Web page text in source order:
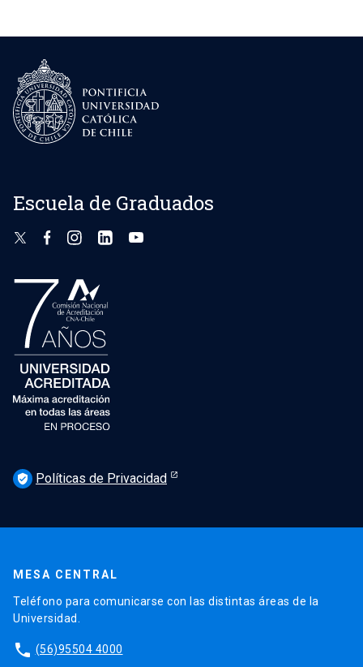
Escuela de Graduados
verified_user Políticas de Privacidad
MESA CENTRAL
Teléfono para comunicarse con las distintas áreas de la
Universidad.
phone (56)95504 4000